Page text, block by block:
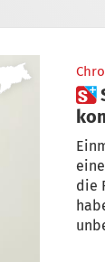
 Stefansdorf: Die Einbrecher
eine
die